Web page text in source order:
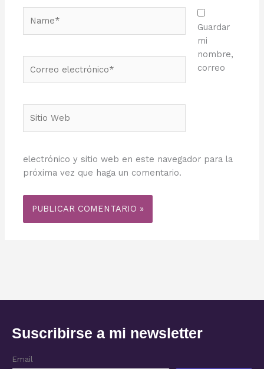
electrónico*
Web
Guardar
mi
nombre,
correo
electrónico y sitio web en este navegador para la
próxima vez que haga un comentario.
Suscribirse a mi newsletter
Email